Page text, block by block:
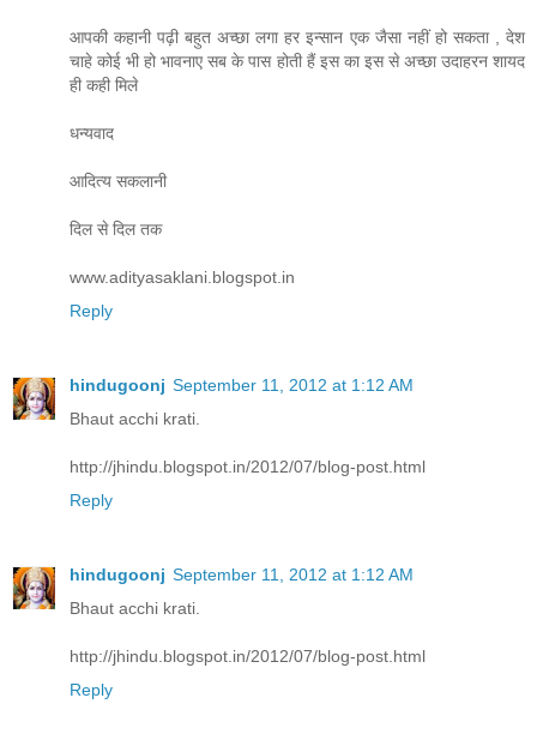
आपकी कहानी पढ़ी बहुत अच्छा लगा हर इन्सान एक जैसा नहीं हो सकता , देश
चाहे कोई भी हो भावनाए सब के पास होती हैं इस का इस से अच्छा उदाहरन शायद
ही कही मिले
धन्यवाद
आदित्य सकलानी
दिल से दिल तक
www.adityasaklani.blogspot.in
Reply
hindugoonj September 11, 2012 at 1:12 AM
Bhaut acchi krati.
http://jhindu.blogspot.in/2012/07/blog-post.html
Reply
hindugoonj September 11, 2012 at 1:12 AM
Bhaut acchi krati.
http://jhindu.blogspot.in/2012/07/blog-post.html
Reply